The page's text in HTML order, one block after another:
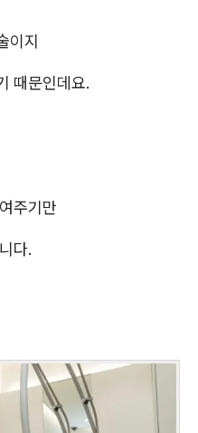
이지
때문인데요.
주기만
다.